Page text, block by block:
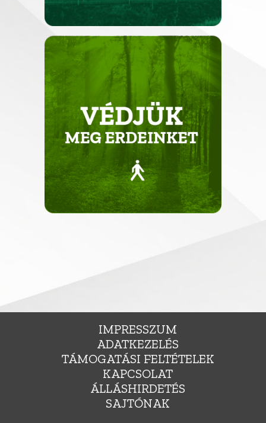
IMPRESSZUM
ADATKEZELÉS
TÁMOGATÁSI FELTÉTELEK
KAPCSOLAT
ÁLLÁSHIRDETÉS
SAJTÓNAK